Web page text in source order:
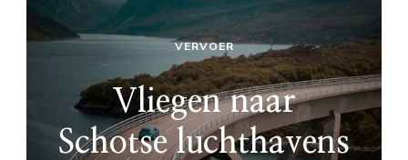
VERVOER
Vliegen naar
Schotse luchthavens